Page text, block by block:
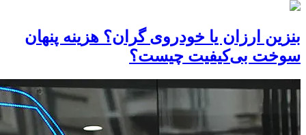
بنزین ارزان یا خودروی گران؟ هزینه پنهان
سوخت بی‌کیفیت چیست؟